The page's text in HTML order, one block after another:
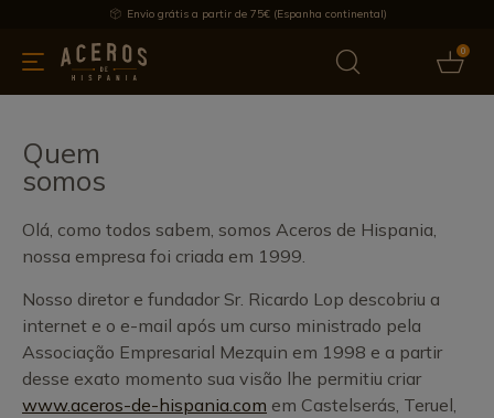
Envio grátis a partir de 75€ (Espanha continental)
0
& Utensílios de cozinha Oferece Últimas notícias
Quem
somos
Olá, como todos sabem, somos Aceros de Hispania,
nossa empresa foi criada em 1999.
Nosso diretor e fundador Sr. Ricardo Lop descobriu a
internet e o e-mail após um curso ministrado pela
Associação Empresarial Mezquin em 1998 e a partir
desse exato momento sua visão lhe permitiu criar
www.aceros-de-hispania.com em Castelserás, Teruel,